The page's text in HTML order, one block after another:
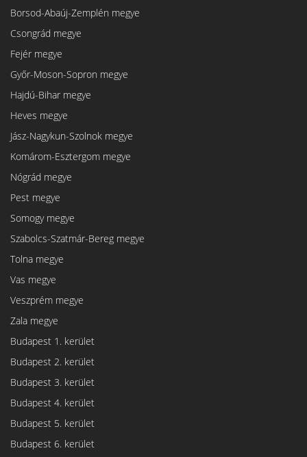
Borsod-Abaúj-Zemplén megye
Csongrád megye
Fejér megye
Győr-Moson-Sopron megye
Hajdú-Bihar megye
Heves megye
Jász-Nagykun-Szolnok megye
Komárom-Esztergom megye
Nógrád megye
Pest megye
Somogy megye
Szabolcs-Szatmár-Bereg megye
Tolna megye
Vas megye
Veszprém megye
Zala megye
Budapest 1. kerület
Budapest 2. kerület
Budapest 3. kerület
Budapest 4. kerület
Budapest 5. kerület
Budapest 6. kerület